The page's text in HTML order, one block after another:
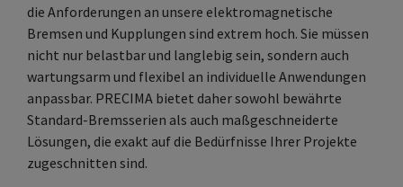
die Anforderungen an unsere elektromagnetische
Bremsen und Kupplungen sind extrem hoch. Sie müssen
nicht nur belastbar und langlebig sein, sondern auch
wartungsarm und flexibel an individuelle Anwendungen
anpassbar. PRECIMA bietet daher sowohl bewährte
Standard-Bremsserien als auch maßgeschneiderte
Lösungen, die exakt auf die Bedürfnisse Ihrer Projekte
zugeschnitten sind.